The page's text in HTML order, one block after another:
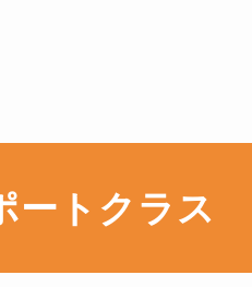
ートクラス